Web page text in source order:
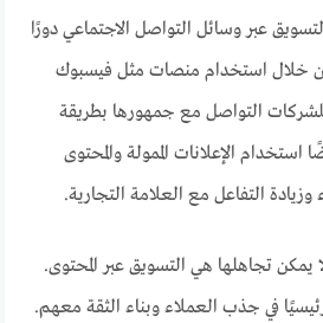
عبر وسائل التواصل الاجتماعي دورًا
خلال استخدام منصات مثل فيسبوك
التواصل مع جمهورها بطريقة
استخدام الإعلانات الممولة والمحتوى
وزيادة التفاعل مع العلامة التجارية.
يمكن تجاهلها هي التسويق عبر المحتوى.
في جذب العملاء وبناء الثقة معهم.